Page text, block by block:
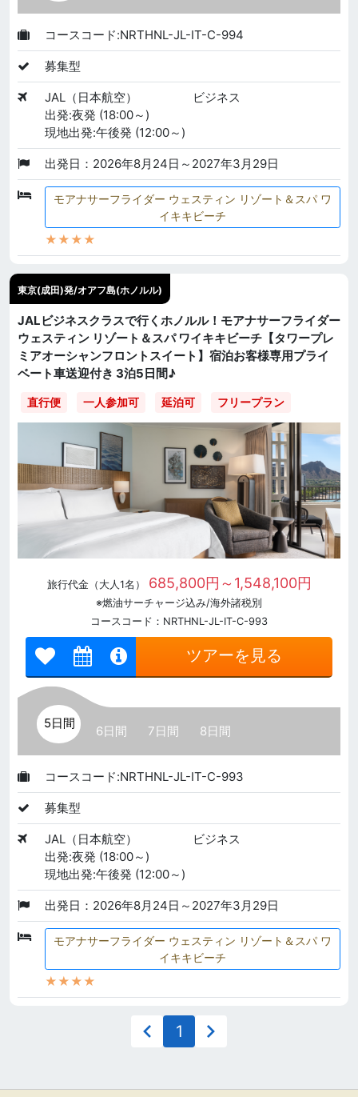
コースコード:NRTHNL-JL-IT-C-994
募集型
JAL（日本航空）
ビジネス
出発:夜発 (18:00～)
現地出発:午後発 (12:00～)
出発日：2026年8月24日～2027年3月29日
モアナサーフライダー ウェスティン リゾート＆スパ ワ
イキキビーチ
★★★★
東京(成田)発/オアフ島(ホノルル)
JALビジネスクラスで行くホノルル！モアナサーフライダー
ウェスティン リゾート＆スパ ワイキキビーチ【タワープレ
ミアオーシャンフロントスイート】宿泊お客様専用プライ
ベート車送迎付き 3泊5日間♪
直行便 一人参加可 延泊可 フリープラン
旅行代金（大人1名） 685,800円～1,548,100円
※燃油サーチャージ込み/海外諸税別
コースコード：NRTHNL-JL-IT-C-993
ツアーを見る
5日間
6日間 7日間 8日間
コースコード:NRTHNL-JL-IT-C-993
募集型
JAL（日本航空）
ビジネス
出発:夜発 (18:00～)
現地出発:午後発 (12:00～)
出発日：2026年8月24日～2027年3月29日
モアナサーフライダー ウェスティン リゾート＆スパ ワ
イキキビーチ
★★★★
1